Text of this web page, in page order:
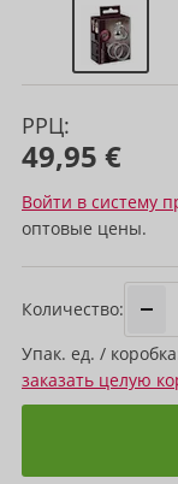
РРЦ:
49,95 €
Войти в систему
оптовые цены.
Количество:
Упак. ед. /
заказать целую